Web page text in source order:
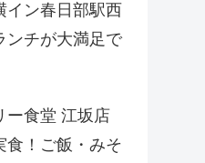
イン春日部駅西
ンチが大満足で
ー食堂 江坂店
食！ご飯・みそ